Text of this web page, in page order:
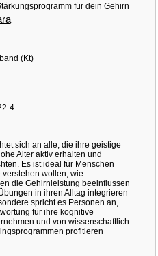
für dein Gehirn
(Kt)
4
sich an alle, die ihre geistige
Alter aktiv erhalten und
Es ist ideal für Menschen
verstehen wollen, wie
die Gehirnleistung beeinflussen
in ihren Alltag integrieren
spricht es Personen an,
für ihre kognitive
und von wissenschaftlich
profitieren